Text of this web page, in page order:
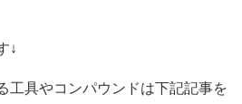
↓
工具やコンパウンドは下記記事を